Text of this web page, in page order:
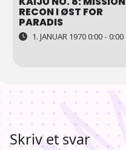
RECON I ØST FOR
PARADIS
1. JANUAR 1970 0:00 - 0:00
Skriv et svar